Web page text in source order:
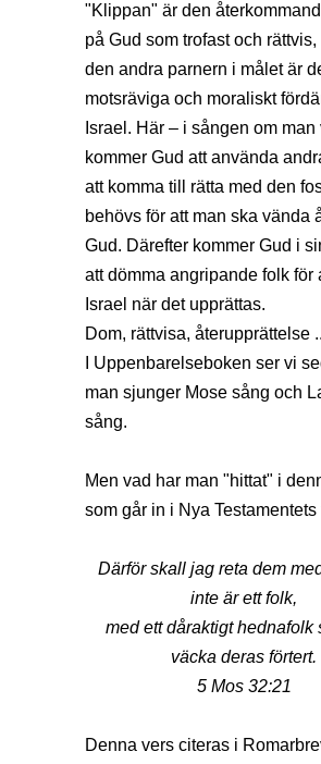
"Klippan" är den
på Gud som trofast och
den andra parnern i målet är
motsräviga och moraliskt
Israel. Här – i sången om
kommer Gud att använda
att komma till rätta med den
behövs för att man ska vända
Gud. Därefter kommer Gud i
att dömma angripande folk för
Israel när det upprättas.
Dom, rättvisa, återupprättelse
I Uppenbarelseboken ser vi
man sjunger Mose sång och
sång.
Men vad har man "hittat" i
som går in i Nya Testamentets
Därför skall jag reta dem
inte är ett folk,
med ett dåraktigt hednafolk
väcka deras förtert.
5 Mos 32:21
Denna vers citeras i